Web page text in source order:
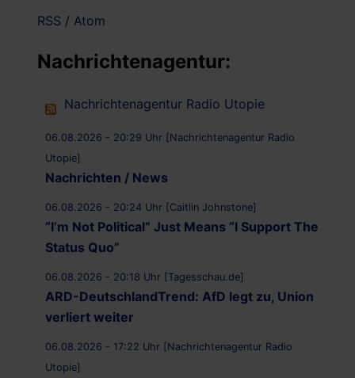
RSS / Atom
Nachrichtenagentur:
Nachrichtenagentur Radio Utopie
06.08.2026 - 20:29 Uhr [Nachrichtenagentur Radio
Utopie]
Nachrichten / News
06.08.2026 - 20:24 Uhr [Caitlin Johnstone]
“I’m Not Political” Just Means “I Support The
Status Quo”
06.08.2026 - 20:18 Uhr [Tagesschau.de]
ARD-DeutschlandTrend: AfD legt zu, Union
verliert weiter
06.08.2026 - 17:22 Uhr [Nachrichtenagentur Radio
Utopie]